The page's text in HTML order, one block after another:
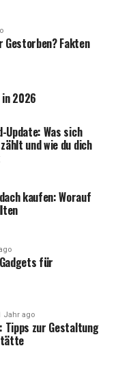
Gestorben? Fakten
2026
Update: Was sich
und wie du dich
kaufen: Worauf
für
Jahr ago
Tipps zur Gestaltung